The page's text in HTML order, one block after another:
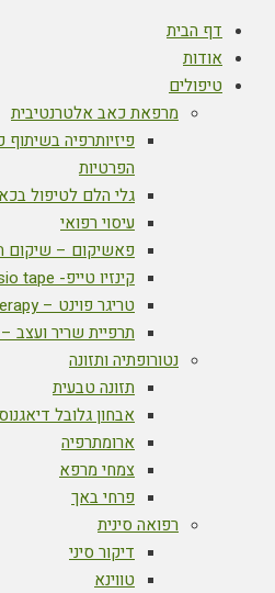
דף הבית
אודות
טיפולים
מרפאת כאב אלטרנטיבית
פיזיותרפיה
הפרטיות
גלי הלם לטיפול
עיסוי רפואי
פאשיקום – שיקום
קינזיו טייפ- kinesio tape
טריגר פוינט – trigger point therapy
תרפיית שריר ועצב
נטורופתיה ותזונה
תזונה טבעית
אבחון גלובל
ארומתרפיה
צמחי מרפא
פרחי באך
רפואה סינית
דיקור סיני
טווינא